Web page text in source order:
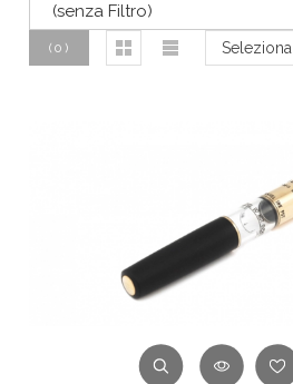
(senza Filtro)
( 0 ) Seleziona